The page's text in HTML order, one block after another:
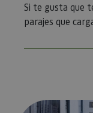
Si te gusta que
parajes que
Últimas